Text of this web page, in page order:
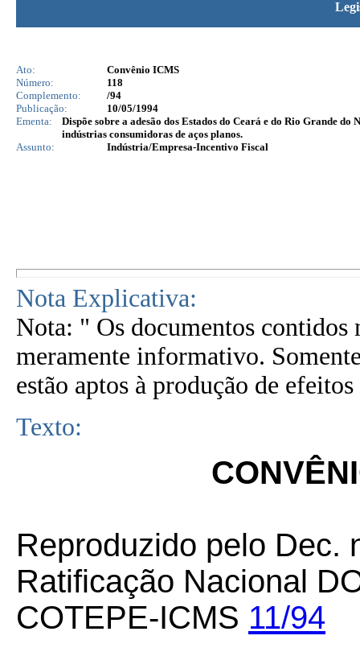
Ato:
Convênio ICMS
Número:
118
Complemento:
/94
Publicação:
10/05/1994
Ementa:
Dispõe sobre a adesão dos Estados do Ceará e do Rio Grande
indústrias consumidoras de aços planos.
Assunto:
Indústria/Empresa-Incentivo Fiscal
Nota Explicativa:
Nota: " Os documentos contidos
meramente informativo.
estão aptos à produção de
Texto:
Reproduzido pelo Dec.
Ratificação Nacional
COTEPE-ICMS 11/94